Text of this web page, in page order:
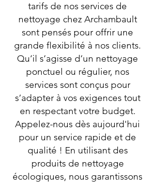
tarifs de nos services de
nettoyage chez Archambault
sont pensés pour offrir une
grande flexibilité à nos clients.
Qu’il s’agisse d’un nettoyage
ponctuel ou régulier, nos
services sont conçus pour
s’adapter à vos exigences tout
en respectant votre budget.
Appelez-nous dès aujourd'hui
pour un service rapide et de
qualité ! En utilisant des
produits de nettoyage
écologiques, nous garantissons